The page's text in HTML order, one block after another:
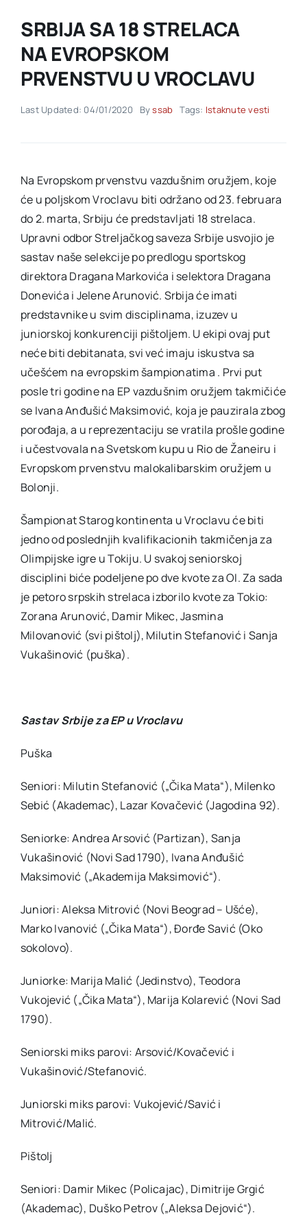
Akti SSAB
Kontakt
SRBIJA SA 18 STRELACA
NA EVROPSKOM
PRVENSTVU U VROCLAVU
Last Updated: 04/01/2020 Byssab Tags: Istaknute vesti
Na Evropskom prvenstvu vazdušnim oružjem, koje
će u poljskom Vroclavu biti održano od 23. februara
do 2. marta, Srbiju će predstavljati 18 strelaca.
Upravni odbor Streljačkog saveza Srbije usvojio je
sastav naše selekcije po predlogu sportskog
direktora Dragana Markovića i selektora Dragana
Donevića i Jelene Arunović. Srbija će imati
predstavnike u svim disciplinama, izuzev u
juniorskoj konkurenciji pištoljem. U ekipi ovaj put
neće biti debitanata, svi već imaju iskustva sa
učešćem na evropskim šampionatima . Prvi put
posle tri godine na EP vazdušnim oružjem takmičiće
se Ivana Anđušić Maksimović, koja je pauzirala zbog
porođaja, a u reprezentaciju se vratila prošle godine
i učestvovala na Svetskom kupu u Rio de Žaneiru i
Evropskom prvenstvu malokalibarskim oružjem u
Bolonji.
Šampionat Starog kontinenta u Vroclavu će biti
jedno od poslednjih kvalifikacionih takmičenja za
Olimpijske igre u Tokiju. U svakoj seniorskoj
disciplini biće podeljene po dve kvote za OI. Za sada
je petoro srpskih strelaca izborilo kvote za Tokio:
Zorana Arunović, Damir Mikec, Jasmina
Milovanović (svi pištolj), Milutin Stefanović i Sanja
Vukašinović (puška).
Sastav Srbije za EP u Vroclavu
Puška
Seniori: Milutin Stefanović („Čika Mata“), Milenko
Sebić (Akademac), Lazar Kovačević (Jagodina 92).
Seniorke: Andrea Arsović (Partizan), Sanja
Vukašinović (Novi Sad 1790), Ivana Anđušić
Maksimović („Akademija Maksimović“).
Juniori: Aleksa Mitrović (Novi Beograd – Ušće),
Marko Ivanović („Čika Mata“), Đorđe Savić (Oko
sokolovo).
Juniorke: Marija Malić (Jedinstvo), Teodora
Vukojević („Čika Mata“), Marija Kolarević (Novi Sad
1790).
Seniorski miks parovi: Arsović/Kovačević i
Vukašinović/Stefanović.
Juniorski miks parovi: Vukojević/Savić i
Mitrović/Malić.
Pištolj
Seniori: Damir Mikec (Policajac), Dimitrije Grgić
(Akademac), Duško Petrov („Aleksa Dejović“).